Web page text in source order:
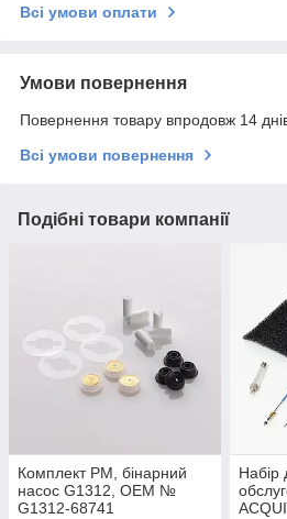
Всі умови оплати
Умови повернення
Повернення товару впродовж 14
Всі умови повернення
Подібні товари компанії
Комплект PM, бінарний
насос G1312, OEM №
G1312-68741
Набір